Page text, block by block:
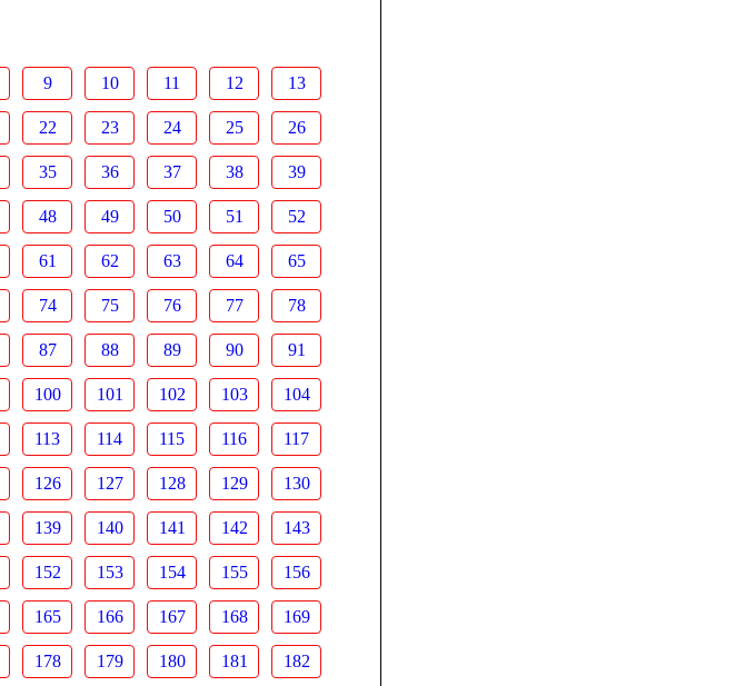
9 10 11 12 13
22 23 24 25 26
35 36 37 38 39
48 49 50 51 52
61 62 63 64 65
74 75 76 77 78
87 88 89 90 91
100 101 102 103 104
113 114 115 116 117
126 127 128 129 130
139 140 141 142 143
152 153 154 155 156
165 166 167 168 169
178 179 180 181 182